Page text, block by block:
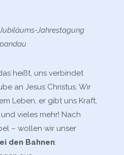
Jahrestagung
heißt, uns verbindet
an Jesus Christus. Wir
Leben, er gibt uns Kraft,
vieles mehr! Nach
– wollen wir unser
den Bahnen: